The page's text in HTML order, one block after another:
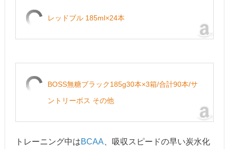
レッドブル 185ml×24本
BOSS無糖ブラック185g30本×3箱/合計90本/サ
ントリーボス その他
トレーニング中はBCAA 、吸収スピードの早い炭水化